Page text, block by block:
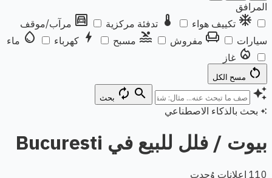
المرافق
ac_unit تكييف هواء thermostat تدفئة مركزية garage مرآب/موقف
سيارات
chair مفروش pool مسبح bolt كهرباء water_drop ماء
local_fire_department غاز
restart_alt
auto_awesome
search
autorenew بحث
auto_awesome بحث بالذكاء الاصطناعي
بيوت / فلل للبيع في Bucuresti
110 إعلانات وُجدت